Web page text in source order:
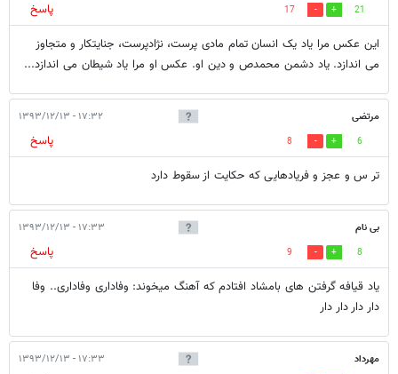
21
17
پاسخ
اين عکس مرا ياد يک انسان تمام مادی پرست، نژادپرست، جنايتکار و متجاوز
می اندازد. ياد دشمن محمدص و دين او. عکس او مرا ياد شيطان می اندازد...
مرتضی ۱۷:۳۲ - ۱۳۹۳/۱۲/۱۳
6
8
پاسخ
تر س و عجز و فریادهایی که حکایت از سقوط دارد
بی نام ۱۷:۳۳ - ۱۳۹۳/۱۲/۱۳
8
9
پاسخ
یاد قیافه گرفتن های بامشاد افتادم که آهنگ میخوند: وفاداری وفاداری.. وفا
دار دار دار دار
مهرداد ۱۷:۳۳ - ۱۳۹۳/۱۲/۱۳